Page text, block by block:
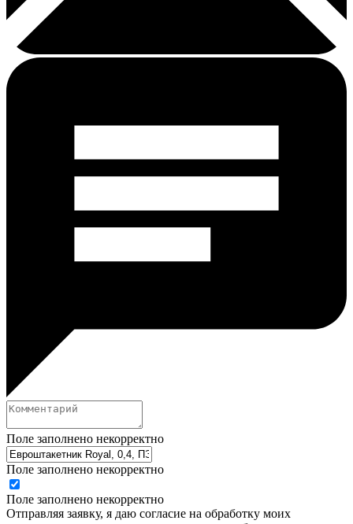
Поле заполнено некорректно
Поле заполнено некорректно
Поле заполнено некорректно
Отправляя заявку, я даю согласие на обработку моих